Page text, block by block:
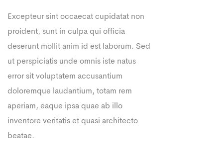
Excepteur sint occaecat cupidatat non
proident, sunt in culpa qui officia
deserunt mollit anim id est laborum. Sed
ut perspiciatis unde omnis iste natus
error sit voluptatem accusantium
doloremque laudantium, totam rem
aperiam, eaque ipsa quae ab illo
inventore veritatis et quasi architecto
beatae.